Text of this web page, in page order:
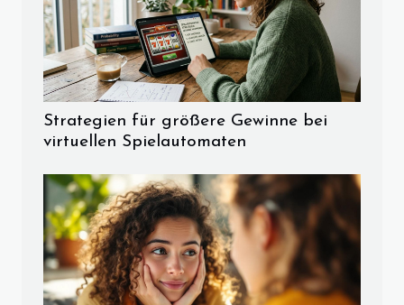
Strategien für größere Gewinne bei
virtuellen Spielautomaten